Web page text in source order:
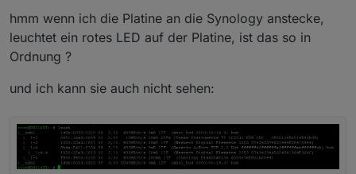
hmm wenn ich die Platine an die Synology anstecke,
leuchtet ein rotes LED auf der Platine, ist das so in
Ordnung ?
und ich kann sie auch nicht sehen: